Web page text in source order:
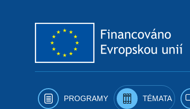
PROGRAMY TÉMATA